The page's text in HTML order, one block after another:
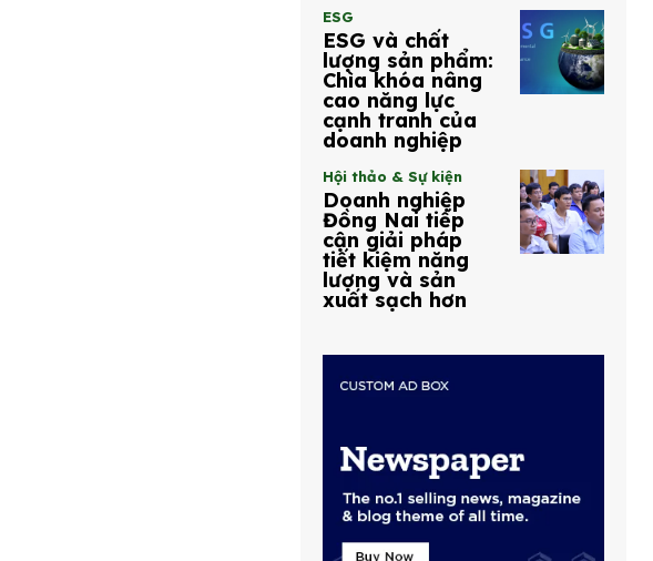
ESG
ESG và chất
lượng sản phẩm:
Chìa khóa nâng
cao năng lực
cạnh tranh của
doanh nghiệp
Hội thảo & Sự kiện
Doanh nghiệp
Đồng Nai tiếp
cận giải pháp
tiết kiệm năng
lượng và sản
xuất sạch hơn